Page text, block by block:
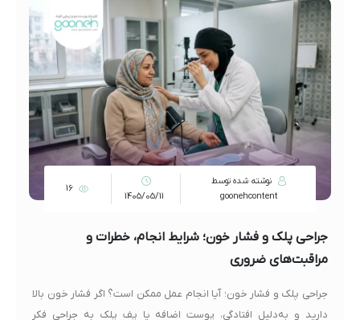
نوشته شده توسط
goonehcontent
1405/05/11
16
جراحی پلک و فشار خون؛ شرایط انجام، خطرات و
مراقبت‌های ضروری
جراحی پلک و فشار خون؛ آیا انجام عمل ممکن است؟ اگر فشار خون بالا
دارید و به‌دلیل افتادگی، پوست اضافه یا پف پلک به جراحی فکر